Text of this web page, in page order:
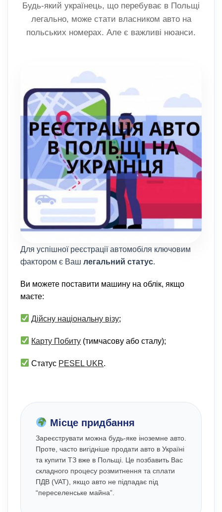
Будь-який українець, що перебуває в Польщі
легально, може стати власником авто на
польських номерах. Але є важливі нюанси.
Для успішної реєстрації автомобіля ключовим
фактором є Ваш легальний статус.
Ви можете поставити машину на облік, якщо
маєте:
Дійсну національну візу;
Карту Побиту (тимчасову або сталу);
Статус PESEL UKR.
Місце придбання
Зареєструвати можна будь-яке іноземне авто.
Проте, часто вигідніше продати авто в Україні
та купити ТЗ вже в Польщі. Це позбавить Вас
складного процесу розмитнення та сплати
ПДВ (VAT), якщо авто не підпадає під
“переселенське майна”.